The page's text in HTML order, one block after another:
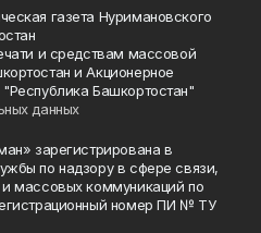
газета Нуримановского
и средствам массовой
и Акционерное
Башкортостан"
данных
зарегистрирована в
по надзору в сфере связи,
массовых коммуникаций по
номер ПИ № ТУ